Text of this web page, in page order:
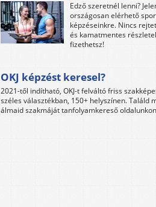
Edző szeretnél lenni?
országosan elérhető
képzéseinkre. Nincs
és kamatmentes
fizethetsz!
OKJ képzést keresel?
2021-től indítható, OKJ-t felváltó friss
széles választékban, 150+ helyszínen. Találd
álmaid szakmáját tanfolyamkereső